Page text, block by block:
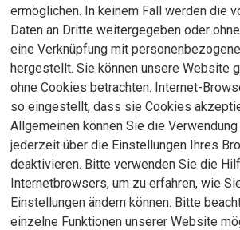
ermöglichen. In keinem Fall werden die
Daten an Dritte weitergegeben oder
eine Verknüpfung mit
hergestellt. Sie können unsere Website
ohne Cookies betrachten. Internet-
so eingestellt, dass sie Cookies
Allgemeinen können Sie die
jederzeit über die Einstellungen Ihres
deaktivieren. Bitte verwenden Sie die
Internetbrowsers, um zu erfahren, wie
Einstellungen ändern können. Bitte
einzelne Funktionen unserer Website